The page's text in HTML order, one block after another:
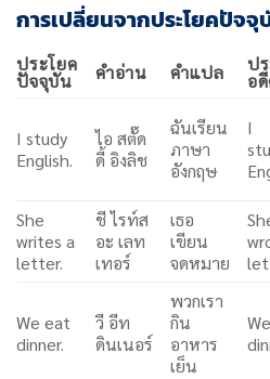
การเปลี่ยนจากประโยคปัจ
ประโยค
ปัจจุบัน คำอ่าน คำแปล ป
อ
I study
English.
ไอ สตั๊ด
ดี้ อิงลิช
ฉันเรียน
ภาษา
อังกฤษ
I
She
writes a
letter.
ชี ไรท์ส
อะ เลท
เทอร์
เธอ
เขียน
จดหมาย
We eat
dinner.
วี อีท
ดินเนอร์
พวกเรา
กิน
อาหาร
เย็น